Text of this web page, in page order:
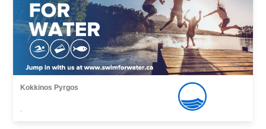
Kokkinos Pyrgos
,